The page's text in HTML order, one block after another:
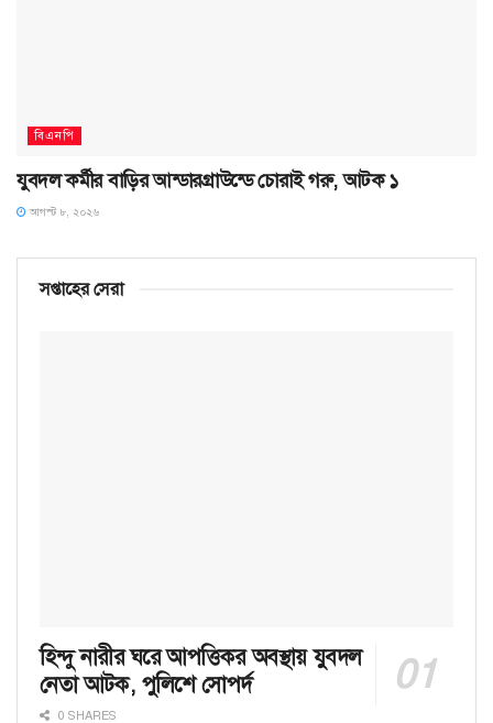
বিএনপি
যুবদল কর্মীর বাড়ির আন্ডারগ্রাউন্ডে চোরাই গরু, আটক ১
আগস্ট ৮, ২০২৬
সপ্তাহের সেরা
হিন্দু নারীর ঘরে আপত্তিকর অবস্থায় যুবদল
নেতা আটক, পুলিশে সোপর্দ
0 SHARES